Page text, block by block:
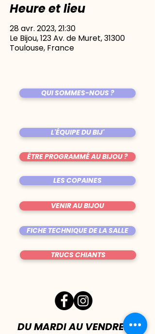
Heure et lieu
28 avr. 2023, 21:30
Le Bijou, 123 Av. de Muret, 31300
Toulouse, France
QUI SOMMES-NOUS ?
L'ÉQUIPE DU BIJ'
ÊTRE PROGRAMMÉ AU BIJOU ?
LES COPAINES
VENIR AU BIJOU
FICHE TECHNIQUE DE LA SALLE
TRUCS CHIANTS
DU MARDI AU VENDREDI|